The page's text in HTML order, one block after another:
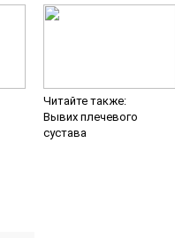
Читайте также:
Вывих плечевого
сустава